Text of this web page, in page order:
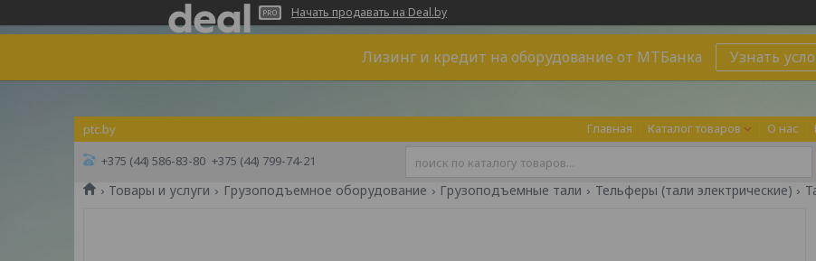
Начать продавать на Deal.by
Лизинг и кредит на оборудование от МТБанка Узнать
ptc.by Главная Каталог товаров О нас
+375 (44) 586-83-80 +375 (44) 799-74-21
Товары и услуги Грузоподъемное оборудование Грузоподъемные тали Тельферы (тали электрические)